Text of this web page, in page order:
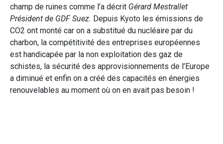
champ de ruines comme l’a décrit Gérard Mestrallet
Président de GDF Suez. Depuis Kyoto les émissions de
CO2 ont monté car on a substitué du nucléaire par du
charbon, la compétitivité des entreprises européennes
est handicapée par la non exploitation des gaz de
schistes, la sécurité des approvisionnements de l’Europe
a diminué et enfin on a créé des capacités en énergies
renouvelables au moment où on en avait pas besoin !